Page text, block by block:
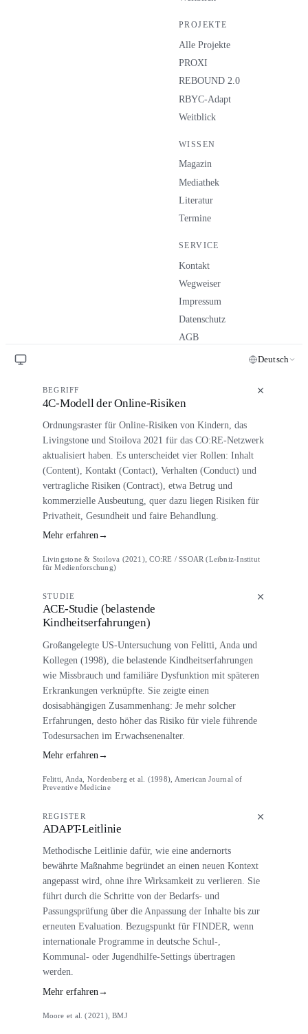
PROJEKTE
Alle Projekte
PROXI
REBOUND 2.0
RBYC-Adapt
Weitblick
WISSEN
Magazin
Mediathek
Literatur
Termine
SERVICE
Kontakt
Wegweiser
Impressum
Datenschutz
AGB
Deutsch
BEGRIFF
4C-Modell der Online-Risiken
Ordnungsraster für Online-Risiken von Kindern, das
Livingstone und Stoilova 2021 für das CO:RE-Netzwerk
aktualisiert haben. Es unterscheidet vier Rollen: Inhalt
(Content), Kontakt (Contact), Verhalten (Conduct) und
vertragliche Risiken (Contract), etwa Betrug und
kommerzielle Ausbeutung, quer dazu liegen Risiken für
Privatheit, Gesundheit und faire Behandlung.
Mehr erfahren→
Livingstone & Stoilova (2021), CO:RE / SSOAR (Leibniz-Institut
für Medienforschung)
STUDIE
ACE-Studie (belastende
Kindheitserfahrungen)
Großangelegte US-Untersuchung von Felitti, Anda und
Kollegen (1998), die belastende Kindheitserfahrungen
wie Missbrauch und familiäre Dysfunktion mit späteren
Erkrankungen verknüpfte. Sie zeigte einen
dosisabhängigen Zusammenhang: Je mehr solcher
Erfahrungen, desto höher das Risiko für viele führende
Todesursachen im Erwachsenenalter.
Mehr erfahren→
Felitti, Anda, Nordenberg et al. (1998), American Journal of
Preventive Medicine
REGISTER
ADAPT-Leitlinie
Methodische Leitlinie dafür, wie eine andernorts
bewährte Maßnahme begründet an einen neuen Kontext
angepasst wird, ohne ihre Wirksamkeit zu verlieren. Sie
führt durch die Schritte von der Bedarfs- und
Passungsprüfung über die Anpassung der Inhalte bis zur
erneuten Evaluation. Bezugspunkt für FINDER, wenn
internationale Programme in deutsche Schul-,
Kommunal- oder Jugendhilfe-Settings übertragen
werden.
Mehr erfahren →
Moore et al. (2021), BMJ